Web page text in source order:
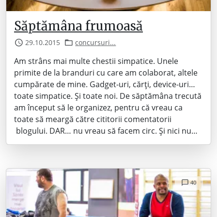
Săptămâna frumoasă
29.10.2015 concursuri...
Am strâns mai multe chestii simpatice. Unele
primite de la branduri cu care am colaborat, altele
cumpărate de mine. Gadget-uri, cărți, device-uri…
toate simpatice. Și toate noi. De săptămâna trecută
am început să le organizez, pentru că vreau ca
toate să meargă către cititorii comentatorii
blogului. DAR… nu vreau să facem circ. Și nici nu…
40